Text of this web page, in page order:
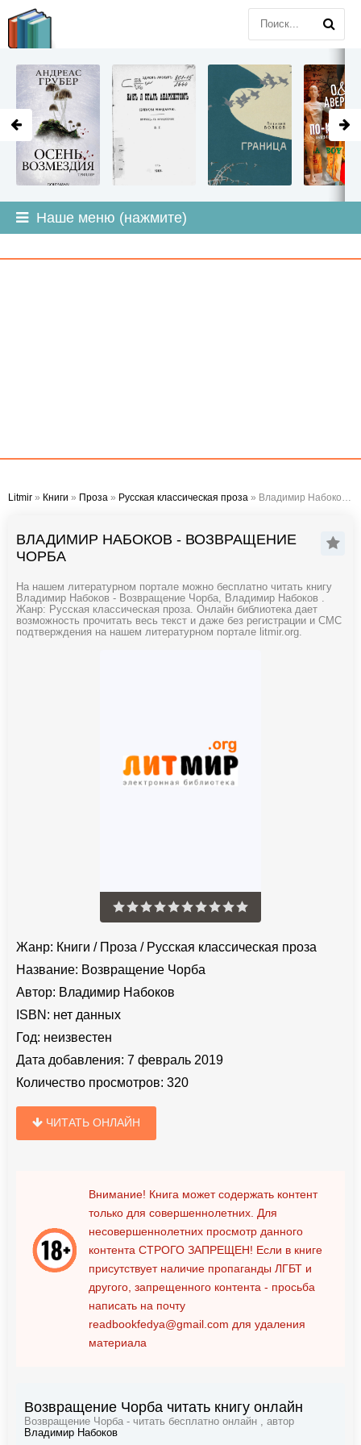
Наше меню (нажмите)
Litmir » Книги » Проза » Русская классическая проза » Владимир Набоков - Возвращение Чорба
ВЛАДИМИР НАБОКОВ - ВОЗВРАЩЕНИЕ
ЧОРБА
На нашем литературном портале можно бесплатно читать книгу
Владимир Набоков - Возвращение Чорба, Владимир Набоков .
Жанр: Русская классическая проза. Онлайн библиотека дает
возможность прочитать весь текст и даже без регистрации и СМС
подтверждения на нашем литературном портале litmir.org.
Жанр: Книги / Проза / Русская классическая проза
Название: Возвращение Чорба
Автор: Владимир Набоков
ISBN: нет данных
Год: неизвестен
Дата добавления: 7 февраль 2019
Количество просмотров: 320
ЧИТАТЬ ОНЛАЙН
Внимание! Книга может содержать контент
только для совершеннолетних. Для
несовершеннолетних просмотр данного
контента СТРОГО ЗАПРЕЩЕН! Если в книге
присутствует наличие пропаганды ЛГБТ и
другого, запрещенного контента - просьба
написать на почту
readbookfedya@gmail.com для удаления
материала
Возвращение Чорба читать книгу онлайн
Возвращение Чорба - читать бесплатно онлайн , автор
Владимир Набоков
LITMIR.ORG